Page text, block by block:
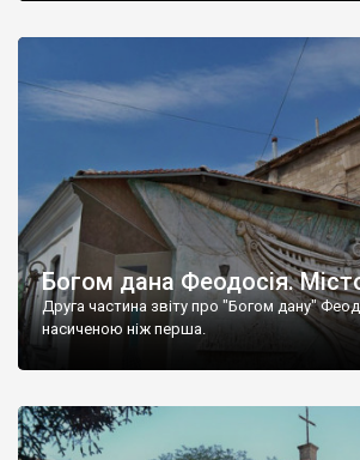
Богом дана Феодосія.
Друга частина звіту про "Богом дану"
насиченою ніж перша.